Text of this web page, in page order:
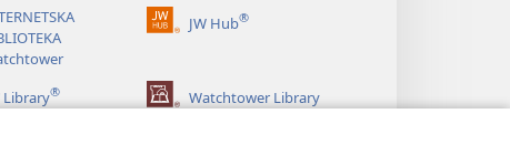
JW Hub®
(otvara
prozor)
Library® Watchtower Library